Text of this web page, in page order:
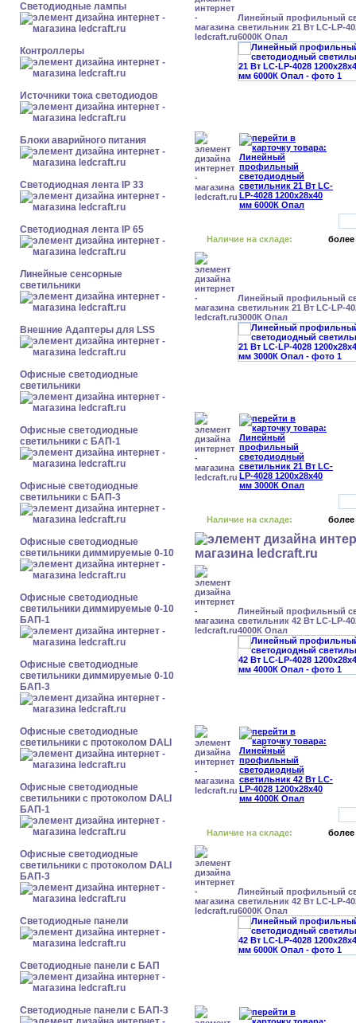
Светодиодные лампы
Контроллеры
Источники тока светодиодов
Блоки аварийного питания
Светодиодная лента IP 33
Светодиодная лента IP 65
Линейные сенсорные
светильники
Внешние Адаптеры для LSS
Офисные светодиодные
светильники
Офисные светодиодные
светильники с БАП-1
Офисные светодиодные
светильники с БАП-3
Офисные светодиодные
светильники диммируемые 0-10
Офисные светодиодные
светильники диммируемые 0-10
БАП-1
Офисные светодиодные
светильники диммируемые 0-10
БАП-3
Офисные светодиодные
светильники с протоколом DALI
Офисные светодиодные
светильники с протоколом DALI
БАП-1
Офисные светодиодные
светильники с протоколом DALI
БАП-3
Cветодиодные панели
Cветодиодные панели с БАП
Cветодиодные панели с БАП-3
Линейный профильный
светильник 21 Вт LC-LP-
6000К Опал
Наличие на складе: более
Линейный профильный
светильник 21 Вт LC-LP-
3000К Опал
Наличие на складе: более
Линейный профильный
светильник 42 Вт LC-LP-
4000К Опал
Наличие на складе: более
Линейный профильный
светильник 42 Вт LC-LP-
6000К Опал